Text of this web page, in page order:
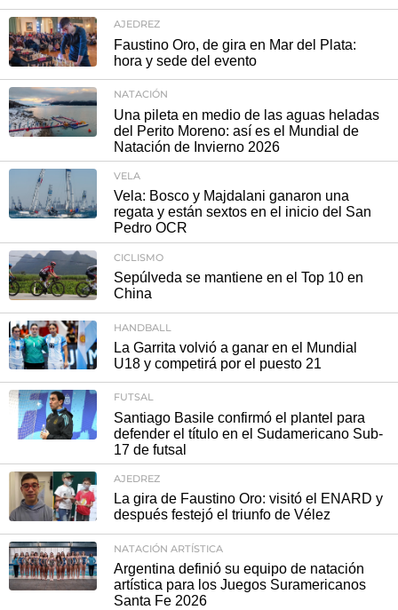
AJEDREZ
Faustino Oro, de gira en Mar del Plata:
hora y sede del evento
NATACIÓN
Una pileta en medio de las aguas heladas
del Perito Moreno: así es el Mundial de
Natación de Invierno 2026
VELA
Vela: Bosco y Majdalani ganaron una
regata y están sextos en el inicio del San
Pedro OCR
CICLISMO
Sepúlveda se mantiene en el Top 10 en
China
HANDBALL
La Garrita volvió a ganar en el Mundial
U18 y competirá por el puesto 21
FUTSAL
Santiago Basile confirmó el plantel para
defender el título en el Sudamericano Sub-
17 de futsal
AJEDREZ
La gira de Faustino Oro: visitó el ENARD y
después festejó el triunfo de Vélez
NATACIÓN ARTÍSTICA
Argentina definió su equipo de natación
artística para los Juegos Suramericanos
Santa Fe 2026